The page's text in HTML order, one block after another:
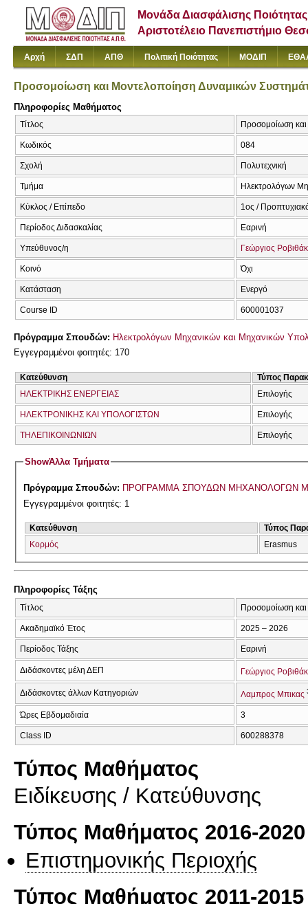
Μονάδα Διασφάλισης Ποιότητας
Αριστοτέλειο Πανεπιστήμιο
Αρχή ΣΔΠ ΑΠΘ Πολιτική Ποιότητας ΜΟΔΙΠ
Προσομοίωση και Μοντελοποίηση Δυναμικών
Πληροφορίες Μαθήματος
Τίτλος Προσομοίωση
Κωδικός 084
Σχολή Πολυτεχνική
Τμήμα Ηλεκτρολόγων
Κύκλος / Επίπεδο 1ος /
Περίοδος Διδασκαλίας Εαρινή
Υπεύθυνος/η Γεώργιος
Κοινό Όχι
Κατάσταση Ενεργό
Course ID 600001037
Πρόγραμμα Σπουδών: Ηλεκτρολόγων Μηχανικών και Μηχανικών
Εγγεγραμμένοι φοιτητές: 170
Κατεύθυνση
Τύπος
ΗΛΕΚΤΡΙΚΗΣ ΕΝΕΡΓΕΙΑΣ
Επιλογής
ΗΛΕΚΤΡΟΝΙΚΗΣ ΚΑΙ ΥΠΟΛΟΓΙΣΤΩΝ Επιλογής
ΤΗΛΕΠΙΚΟΙΝΩΝΙΩΝ Επιλογής
ShowΆλλα Τμήματα
Πρόγραμμα Σπουδών: ΠΡΟΓΡΑΜΜΑ ΣΠΟΥΔΩΝ ΜΗΧΑΝΟΛΟΓΩΝ
Εγγεγραμμένοι φοιτητές: 1
Κατεύθυνση
Τύπος
Κορμός
Erasmus
Πληροφορίες Τάξης
Τίτλος Προσομοίωση
Ακαδημαϊκό Έτος 2025 – 2026
Περίοδος Τάξης Εαρινή
Διδάσκοντες μέλη ΔΕΠ Γεώργιος
Διδάσκοντες άλλων Κατηγοριών Λαμπρος Μπικας
Ώρες Εβδομαδιαία 3
Class ID 600288378
Τύπος Μαθήματος
Eιδίκευσης / Kατεύθυνσης
Τύπος Μαθήματος 2016-2020
Επιστημονικής Περιοχής
Τύπος Μαθήματος 2011-2015